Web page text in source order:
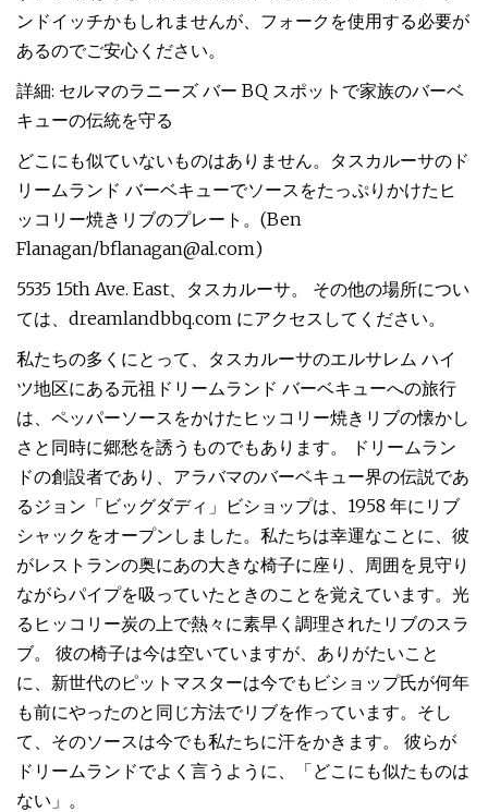
ンドイッチかもしれませんが、フォークを使用する必要が
あるのでご安心ください。
詳細: セルマのラニーズ バー BQ スポットで家族のバーベ
キューの伝統を守る
どこにも似ていないものはありません。タスカルーサのド
リームランド バーベキューでソースをたっぷりかけたヒ
ッコリー焼きリブのプレート。(Ben
Flanagan/bflanagan@al.com)
5535 15th Ave. East、タスカルーサ。 その他の場所につい
ては、dreamlandbbq.com にアクセスしてください。
私たちの多くにとって、タスカルーサのエルサレム ハイ
ツ地区にある元祖ドリームランド バーベキューへの旅行
は、ペッパーソースをかけたヒッコリー焼きリブの懐かし
さと同時に郷愁を誘うものでもあります。 ドリームラン
ドの創設者であり、アラバマのバーベキュー界の伝説であ
るジョン「ビッグダディ」ビショップは、1958 年にリブ
シャックをオープンしました。私たちは幸運なことに、彼
がレストランの奥にあの大きな椅子に座り、周囲を見守り
ながらパイプを吸っていたときのことを覚えています。光
るヒッコリー炭の上で熱々に素早く調理されたリブのスラ
ブ。 彼の椅子は今は空いていますが、ありがたいこと
に、新世代のピットマスターは今でもビショップ氏が何年
も前にやったのと同じ方法でリブを作っています。そし
て、そのソースは今でも私たちに汗をかきます。 彼らが
ドリームランドでよく言うように、「どこにも似たものは
ない」。